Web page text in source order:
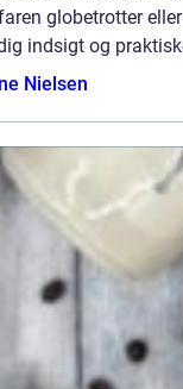
globetrotter
indsigt og
Nielsen